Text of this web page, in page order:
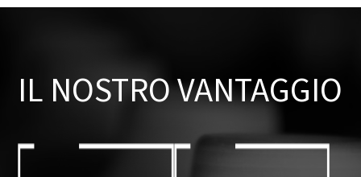
IL NOSTRO VANTAGGIO